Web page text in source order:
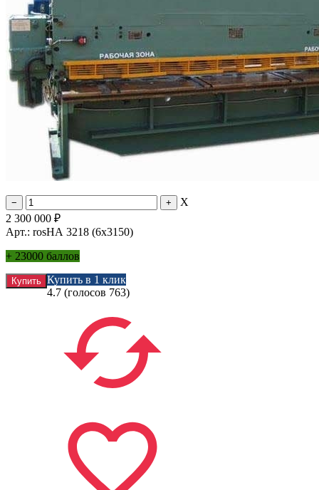
X
2 300 000 ₽
Арт.: rosНА 3218 (6х3150)
+ 23000 баллов
Купить в 1 клик
4.7 (голосов 763)